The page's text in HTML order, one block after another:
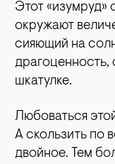
Этот «изумруд»
окружают
сияющий на
драгоценность,
шкатулке.
Любоваться
А скользить по
двойное. Тем